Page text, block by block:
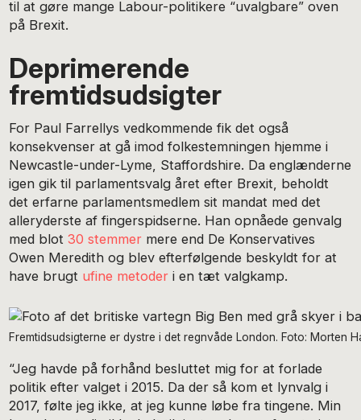
til at gøre mange Labour-politikere “uvalgbare” oven
på Brexit.
Deprimerende
fremtidsudsigter
For Paul Farrellys vedkommende fik det også
konsekvenser at gå imod folkestemningen hjemme i
Newcastle-under-Lyme, Staffordshire. Da englænderne
igen gik til parlamentsvalg året efter Brexit, beholdt
det erfarne parlamentsmedlem sit mandat med det
alleryderste af fingerspidserne. Han opnåede genvalg
med blot30 stemmer mere end De Konservatives
Owen Meredith og blev efterfølgende beskyldt for at
have brugt ufine metoder i en tæt valgkamp.
Fremtidsudsigterne er dystre i det regnvåde London. Foto: Morten
“Jeg havde på forhånd besluttet mig for at forlade
politik efter valget i 2015. Da der så kom et lynvalg i
2017, følte jeg ikke, at jeg kunne løbe fra tingene. Min